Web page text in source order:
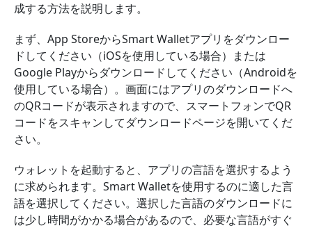
成する方法を説明します。
まず、App StoreからSmart Walletアプリをダウンロー
ドしてください（iOSを使用している場合）または
Google Playからダウンロードしてください（Androidを
使用している場合）。画面にはアプリのダウンロードへ
のQRコードが表示されますので、スマートフォンでQR
コードをスキャンしてダウンロードページを開いてくだ
さい。
ウォレットを起動すると、アプリの言語を選択するよう
に求められます。Smart Walletを使用するのに適した言
語を選択してください。選択した言語のダウンロードに
は少し時間がかかる場合があるので、必要な言語がすぐ